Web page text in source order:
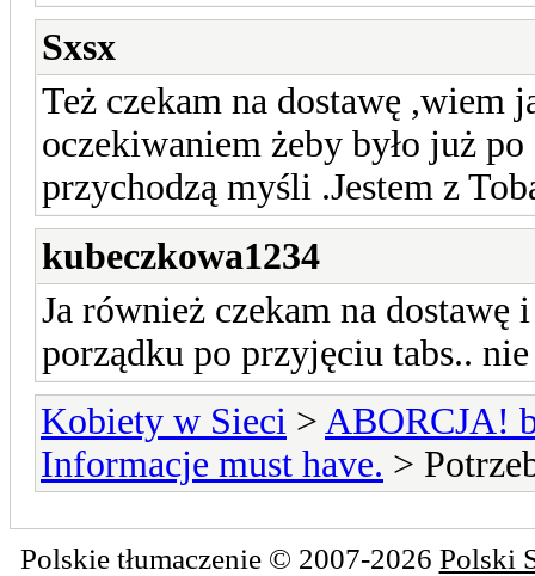
Sxsx
Też czekam na dostawę ,wiem
oczekiwaniem żeby było już
przychodzą myśli .Jestem z
kubeczkowa1234
Ja również czekam na
porządku po przyjęciu tabs.. nie
Kobiety w Sieci > ABORCJA!
Informacje must have. >
Polskie tłumaczenie © 2007-2026 Polski